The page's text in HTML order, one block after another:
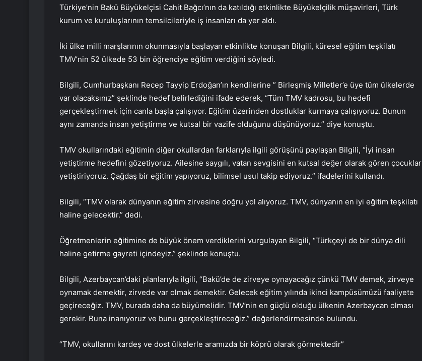
Türkiye’nin Bakü Büyükelçisi Cahit Bağcı’nın da katıldığı etkinlikte Büyükelçilik müşavirleri, Türk
kurum ve kuruluşlarının temsilcileriyle iş insanları da yer aldı.
İki ülke milli marşlarının okunmasıyla başlayan etkinlikte konuşan Bilgili, küresel eğitim teşkilatı
TMV’nin 52 ülkede 53 bin öğrenciye eğitim verdiğini söyledi.
Bilgili, Cumhurbaşkanı Recep Tayyip Erdoğan’ın kendilerine ” Birleşmiş Milletler’e üye tüm ülkelerde
var olacaksınız” şeklinde hedef belirlediğini ifade ederek, “Tüm TMV kadrosu, bu hedefi
gerçekleştirmek için canla başla çalışıyor. Eğitim üzerinden dostluklar kurmaya çalışıyoruz. Bunun
aynı zamanda insan yetiştirme ve kutsal bir vazife olduğunu düşünüyoruz.” diye konuştu.
TMV okullarındaki eğitimin diğer okullardan farklarıyla ilgili görüşünü paylaşan Bilgili, “İyi insan
yetiştirme hedefini gözetiyoruz. Ailesine saygılı, vatan sevgisini en kutsal değer olarak gören çocuklar
yetiştiriyoruz. Çağdaş bir eğitim yapıyoruz, bilimsel usul takip ediyoruz.” ifadelerini kullandı.
Bilgili, “TMV olarak dünyanın eğitim zirvesine doğru yol alıyoruz. TMV, dünyanın en iyi eğitim teşkilatı
haline gelecektir.” dedi.
Öğretmenlerin eğitimine de büyük önem verdiklerini vurgulayan Bilgili, “Türkçeyi de bir dünya dili
haline getirme gayreti içindeyiz.” şeklinde konuştu.
Bilgili, Azerbaycan’daki planlarıyla ilgili, “Bakü’de de zirveye oynayacağız çünkü TMV demek, zirveye
oynamak demektir, zirvede var olmak demektir. Gelecek eğitim yılında ikinci kampüsümüzü faaliyete
geçireceğiz. TMV, burada daha da büyümelidir. TMV’nin en güçlü olduğu ülkenin Azerbaycan olması
gerekir. Buna inanıyoruz ve bunu gerçekleştireceğiz.” değerlendirmesinde bulundu.
“TMV, okullarını kardeş ve dost ülkelerle aramızda bir köprü olarak görmektedir”